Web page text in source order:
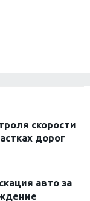
скорости
дорог
авто за